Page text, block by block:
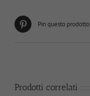
Pin questo prodotto
Prodotti correlati